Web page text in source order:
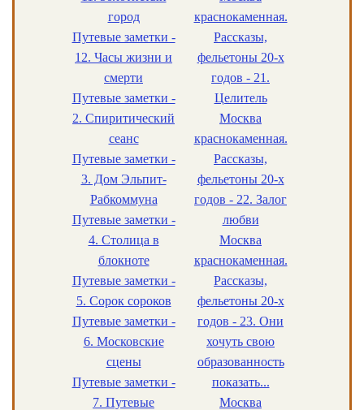
город
Путевые заметки -
12. Часы жизни и
смерти
Путевые заметки -
2. Спиритический
сеанс
Путевые заметки -
3. Дом Эльпит-
Рабкоммуна
Путевые заметки -
4. Столица в
блокноте
Путевые заметки -
5. Сорок сороков
Путевые заметки -
6. Московские
сцены
Путевые заметки -
7. Путевые
краснокаменная.
Рассказы,
фельетоны 20-х
годов - 21.
Целитель
Москва
краснокаменная.
Рассказы,
фельетоны 20-х
годов - 22. Залог
любви
Москва
краснокаменная.
Рассказы,
фельетоны 20-х
годов - 23. Они
хочуть свою
образованность
показать...
Москва